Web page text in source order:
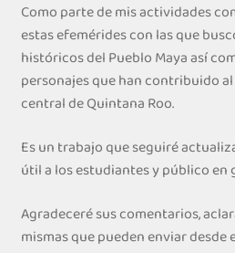
Como parte de mis actividades
estas efemérides con las que
históricos del Pueblo Maya así
personajes que han contribuido
central de Quintana Roo.
Es un trabajo que seguiré
útil a los estudiantes y público en
Agradeceré sus comentarios,
mismas que pueden enviar desde